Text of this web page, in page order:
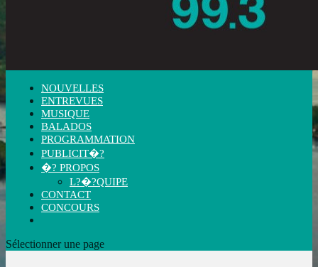
NOUVELLES
ENTREVUES
MUSIQUE
BALADOS
PROGRAMMATION
PUBLICIT�?
�? PROPOS
L?�?QUIPE
CONTACT
CONCOURS
Sélectionner une page